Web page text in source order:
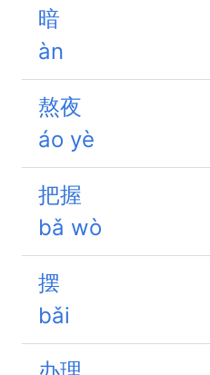
暗
àn
熬夜
áo yè
把握
bǎ wò
摆
bǎi